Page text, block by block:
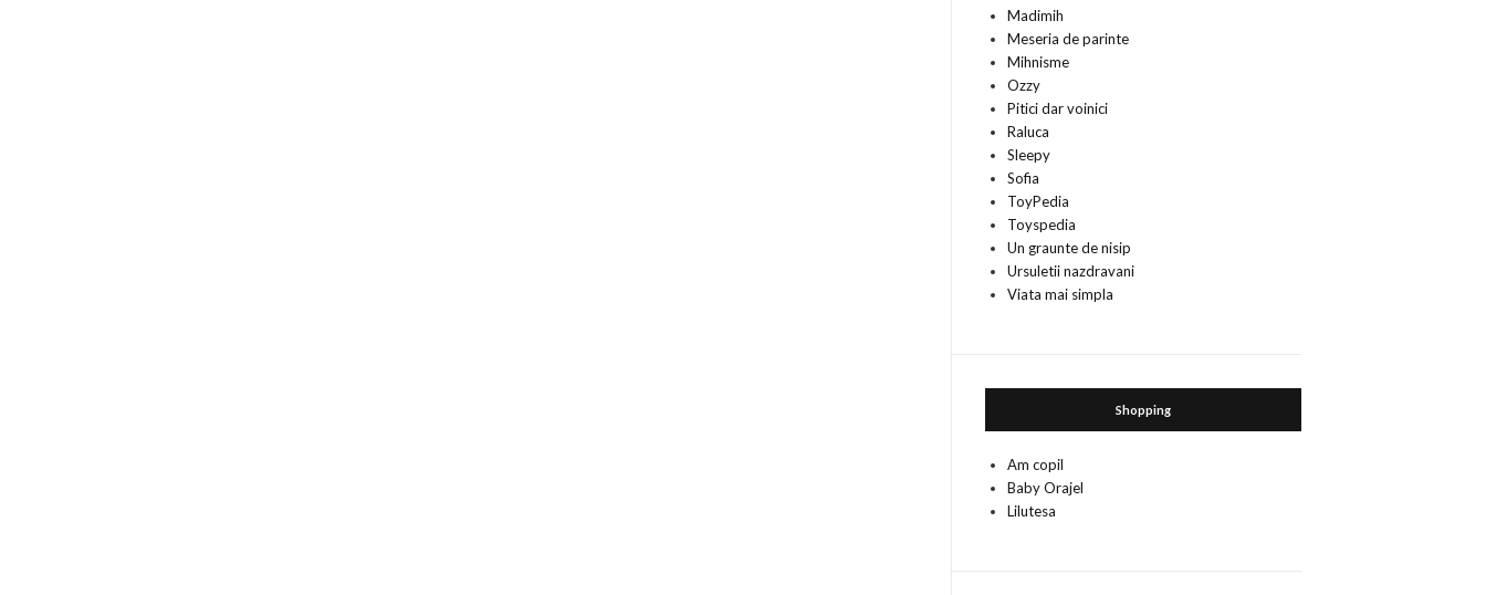
Madimih
Meseria de parinte
Mihnisme
Ozzy
Pitici dar voinici
Raluca
Sleepy
Sofia
ToyPedia
Toyspedia
Un graunte de nisip
Ursuletii nazdravani
Viata mai simpla
Shopping
Am copil
Baby Orajel
Lilutesa